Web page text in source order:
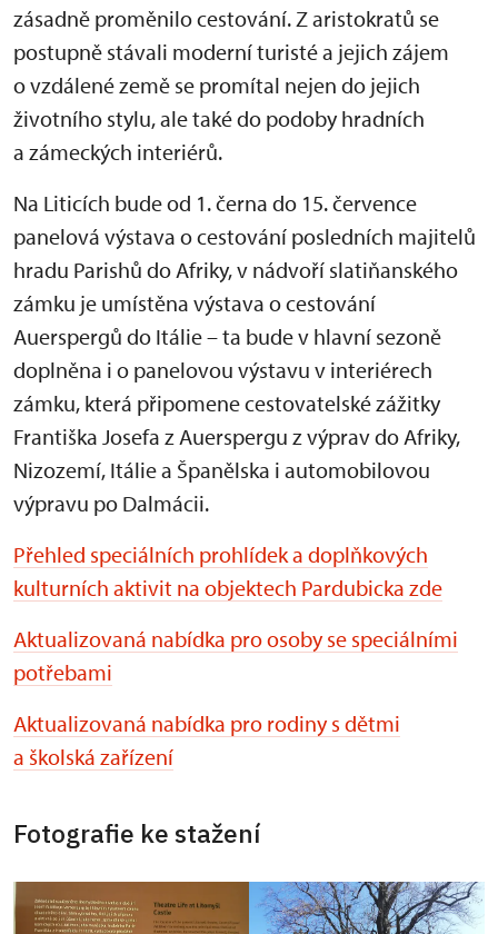
zásadně proměnilo cestování. Z aristokratů se
postupně stávali moderní turisté a jejich zájem
o vzdálené země se promítal nejen do jejich
životního stylu, ale také do podoby hradních
a zámeckých interiérů.
Na Liticích bude od 1. černa do 15. července
panelová výstava o cestování posledních majitelů
hradu Parishů do Afriky, v nádvoří slatiňanského
zámku je umístěna výstava o cestování
Auerspergů do Itálie – ta bude v hlavní sezoně
doplněna i o panelovou výstavu v interiérech
zámku, která připomene cestovatelské zážitky
Františka Josefa z Auerspergu z výprav do Afriky,
Nizozemí, Itálie a Španělska i automobilovou
výpravu po Dalmácii.
Přehled speciálních prohlídek a doplňkových
kulturních aktivit na objektech Pardubicka zde
Aktualizovaná nabídka pro osoby se speciálními
potřebami
Aktualizovaná nabídka pro rodiny s dětmi
a školská zařízení
Fotografie ke stažení